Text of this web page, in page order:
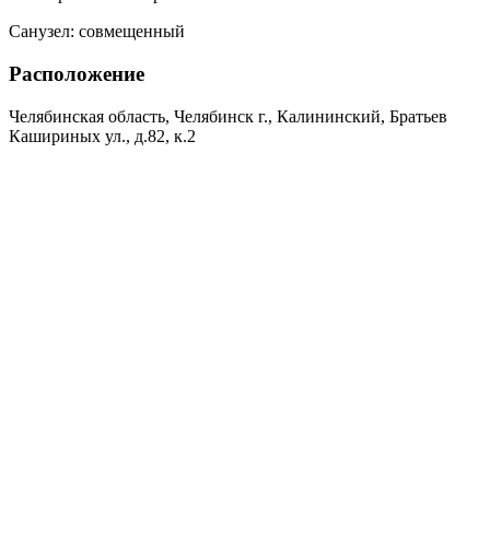
Санузел: совмещенный
Расположение
Челябинская область, Челябинск г., Калининский, Братьев
Кашириных ул., д.82, к.2